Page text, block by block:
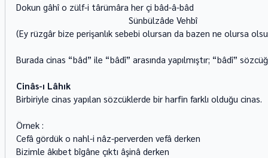
Dokun gâhî o zülf-i târümâra her çi bâd-â-bâd
                                               Sünbülzâde Vehbî
(Ey rüzgâr bize perişanlık sebebi olursan da bazen ne olursa
Burada cinas “bâd” ile “bâdî” arasında yapılmıştır; “bâdî”
Cinâs-ı Lâhık
Birbiriyle cinas yapılan sözcüklerde bir harfin farklı olduğu cinas.
Örnek :
Cefâ gördük o nahl-i nâz-perverden vefâ derken
Bizimle âkıbet bîgâne çıktı âşinâ derken